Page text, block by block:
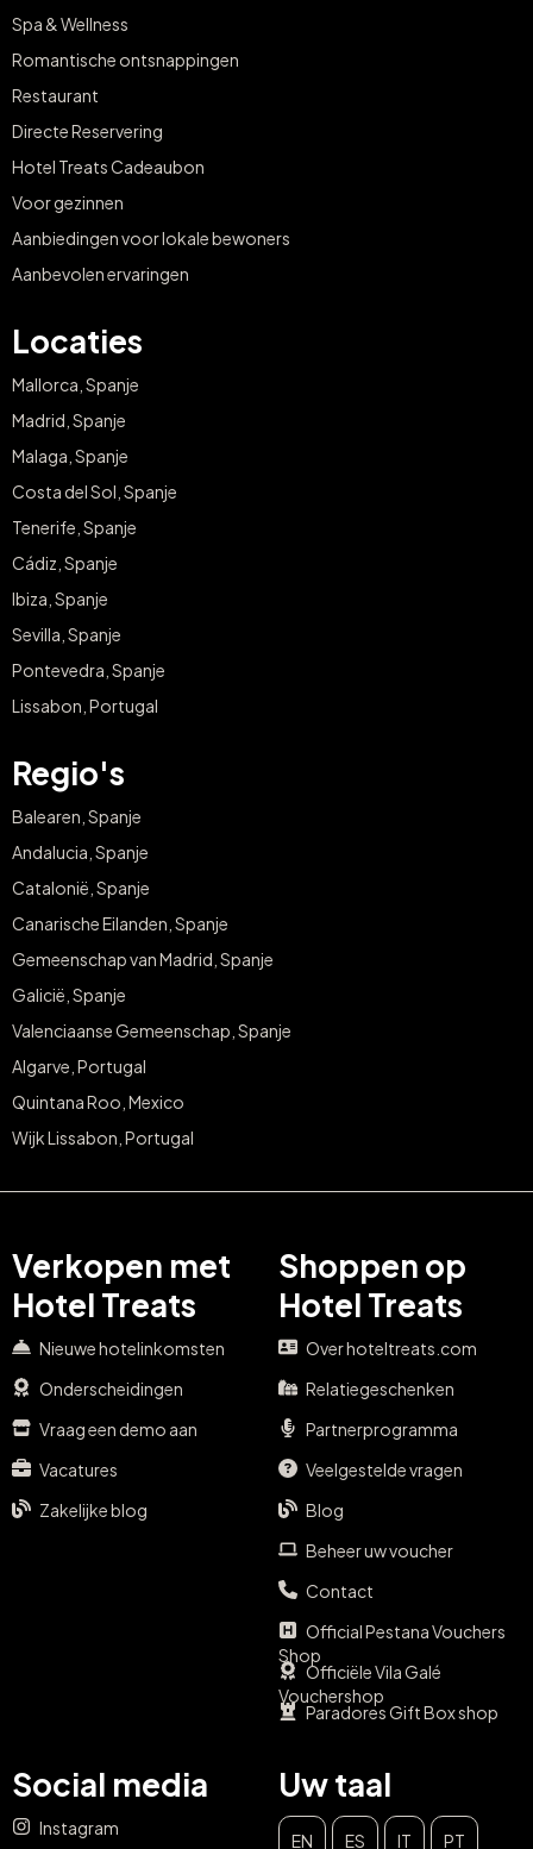
Spa & Wellness
Romantische ontsnappingen
Restaurant
Directe Reservering
Hotel Treats Cadeaubon
Voor gezinnen
Aanbiedingen voor lokale bewoners
Aanbevolen ervaringen
Locaties
Mallorca, Spanje
Madrid, Spanje
Malaga, Spanje
Costa del Sol, Spanje
Tenerife, Spanje
Cádiz, Spanje
Ibiza, Spanje
Sevilla, Spanje
Pontevedra, Spanje
Lissabon, Portugal
Regio's
Balearen, Spanje
Andalucia, Spanje
Catalonië, Spanje
Canarische Eilanden, Spanje
Gemeenschap van Madrid, Spanje
Galicië, Spanje
Valenciaanse Gemeenschap, Spanje
Algarve, Portugal
Quintana Roo, Mexico
Wijk Lissabon, Portugal
Verkopen met
Hotel Treats
Nieuwe hotelinkomsten
Onderscheidingen
Vraag een demo aan
Vacatures
Zakelijke blog
Shoppen op
Hotel Treats
Over hoteltreats.com
Relatiegeschenken
Partnerprogramma
Veelgestelde vragen
Blog
Beheer uw voucher
Contact
Official Pestana Vouchers
Shop
Officiële Vila Galé
Vouchershop
Paradores Gift Box shop
Social media
Instagram
Uw taal
EN ES IT PT